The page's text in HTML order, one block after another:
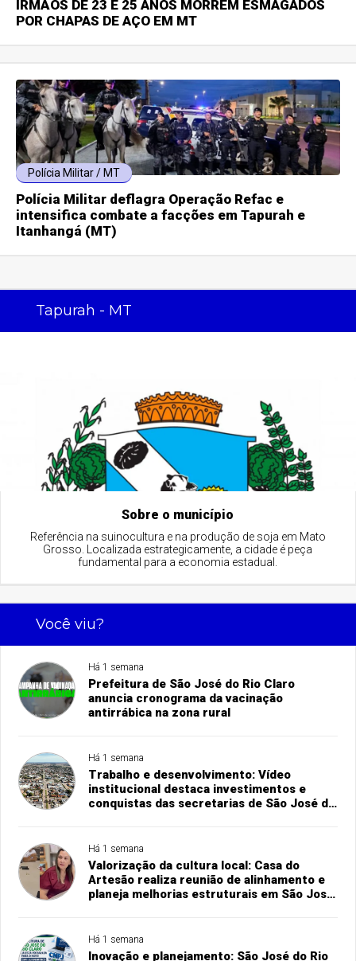
IRMÃOS DE 23 E 25 ANOS MORREM ESMAGADOS
POR CHAPAS DE AÇO EM MT
Polícia Militar / MT
Polícia Militar deflagra Operação Refac e
intensifica combate a facções em Tapurah e
Itanhangá (MT)
Tapurah - MT
Sobre o município
Referência na suinocultura e na produção de soja em Mato
Grosso. Localizada estrategicamente, a cidade é peça
fundamental para a economia estadual.
Você viu?
Há 1 semana
Prefeitura de São José do Rio Claro
anuncia cronograma da vacinação
antirrábica na zona rural
Há 1 semana
Trabalho e desenvolvimento: Vídeo
institucional destaca investimentos e
conquistas das secretarias de São José do
Há 1 semana
Valorização da cultura local: Casa do
Artesão realiza reunião de alinhamento e
planeja melhorias estruturais em São José
Há 1 semana
Inovação e planejamento: São José do Rio